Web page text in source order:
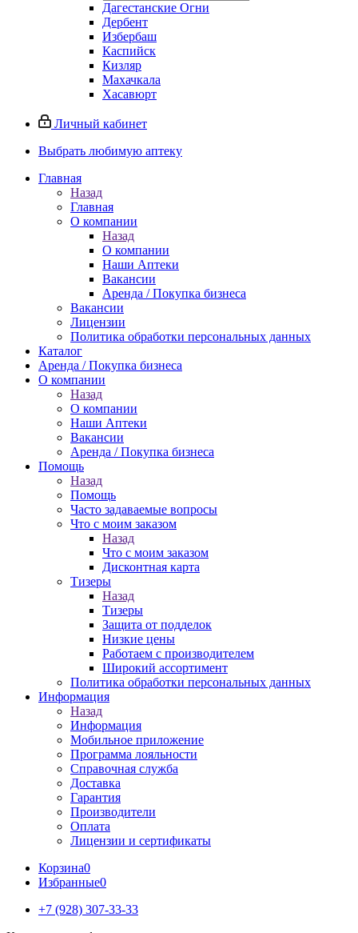
Дагестанские Огни
Дербент
Избербаш
Каспийск
Кизляр
Махачкала
Хасавюрт
Личный кабинет
Выбрать любимую аптеку
Главная
Назад
Главная
О компании
Назад
О компании
Наши Аптеки
Вакансии
Аренда / Покупка бизнеса
Вакансии
Лицензии
Политика обработки персональных данных
Каталог
Аренда / Покупка бизнеса
О компании
Назад
О компании
Наши Аптеки
Вакансии
Аренда / Покупка бизнеса
Помощь
Назад
Помощь
Часто задаваемые вопросы
Что с моим заказом
Назад
Что с моим заказом
Дисконтная карта
Тизеры
Назад
Тизеры
Защита от подделок
Низкие цены
Работаем с производителем
Широкий ассортимент
Политика обработки персональных данных
Информация
Назад
Информация
Мобильное приложение
Программа лояльности
Справочная служба
Доставка
Гарантия
Производители
Оплата
Лицензии и сертификаты
Корзина0
Избранные0
+7 (928) 307-33-33